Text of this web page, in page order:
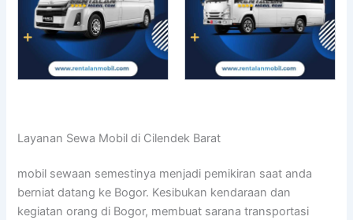
Layanan Sewa Mobil di Cilendek Barat
mobil sewaan semestinya menjadi pemikiran saat anda
berniat datang ke Bogor. Kesibukan kendaraan dan
kegiatan orang di Bogor, membuat sarana transportasi